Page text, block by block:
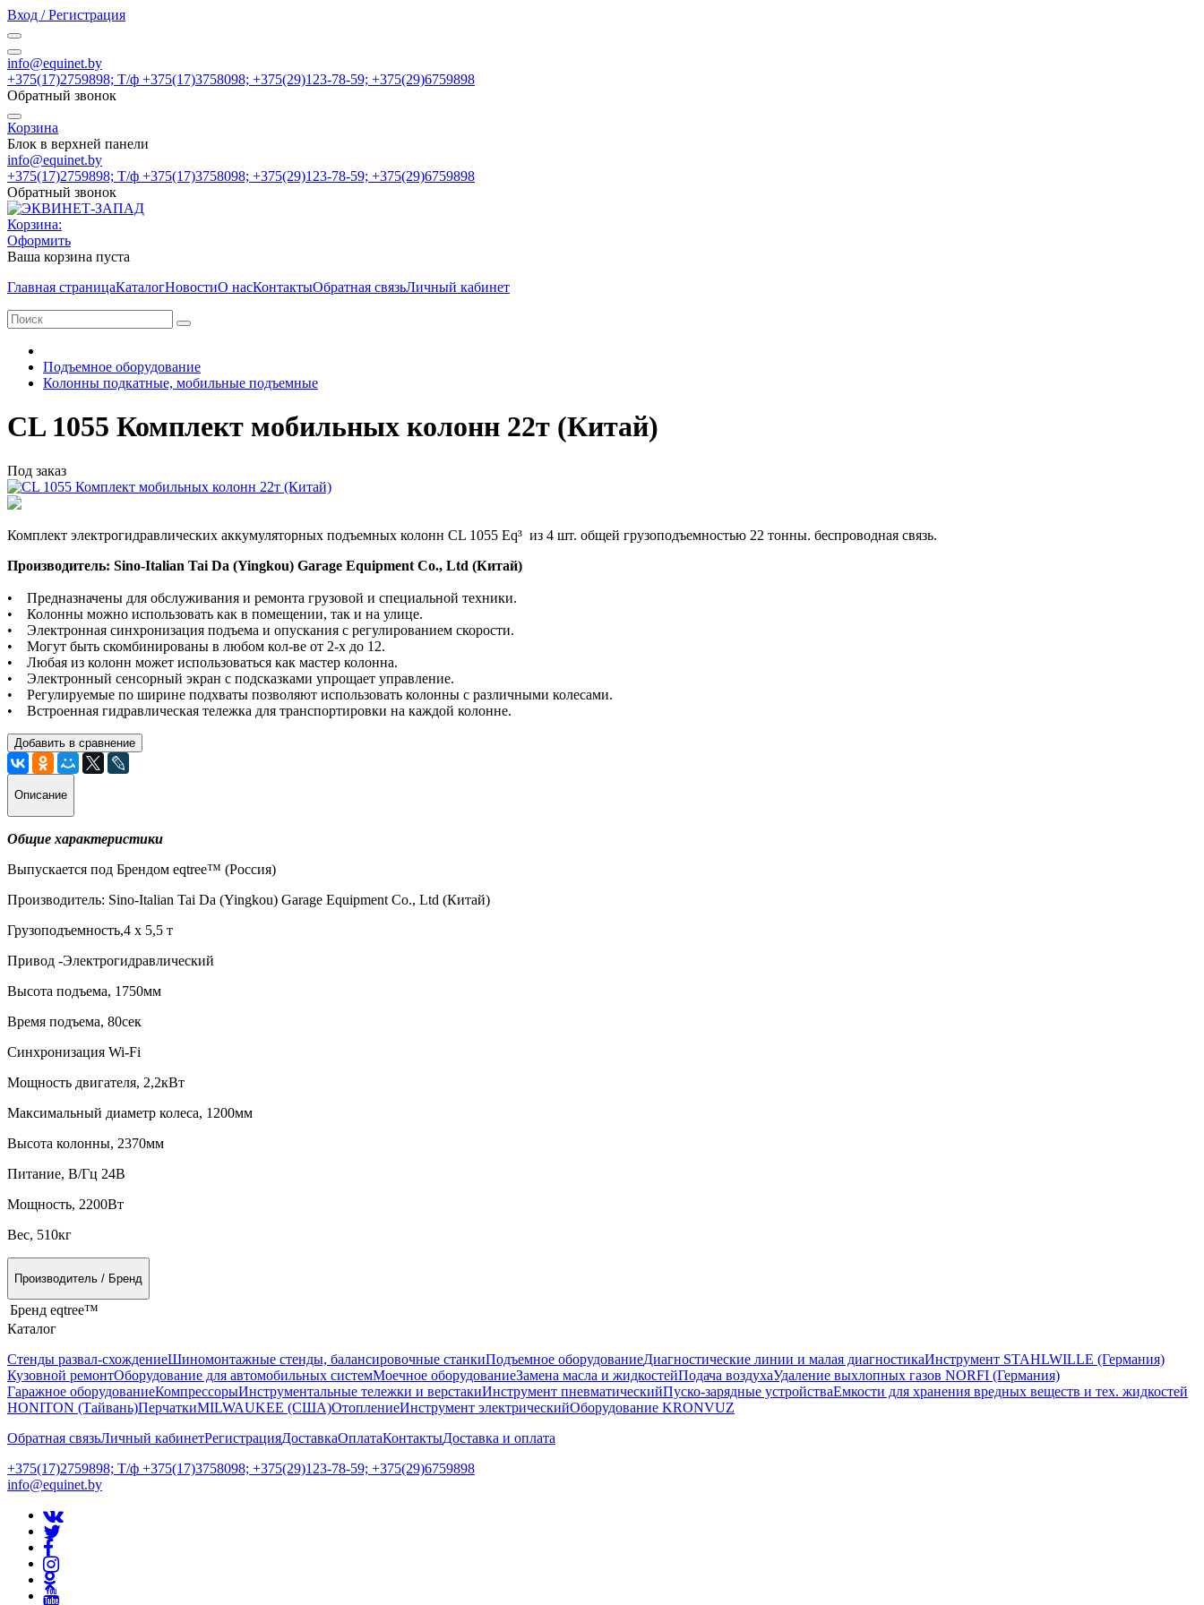
Вход / Регистрация
info@equinet.by
+375(17)2759898; Т/ф +375(17)3758098; +375(29)123-78-59; +375(29)6759898
Обратный звонок
Корзина
Блок в верхней панели
info@equinet.by
+375(17)2759898; Т/ф +375(17)3758098; +375(29)123-78-59; +375(29)6759898
Обратный звонок
Корзина:
Оформить
Ваша корзина пуста
Главная страницаКаталогНовостиО насКонтактыОбратная связьЛичный кабинет
Подъемное оборудование
Колонны подкатные, мобильные подъемные
CL 1055 Комплект мобильных колонн 22т (Китай)
Под заказ
Комплект электрогидравлических аккумуляторных подъемных колонн CL 1055 Eq³ из 4 шт. общей грузоподъемностью 22 тонны. беспроводная связь.
Производитель: Sino-Italian Tai Da (Yingkou) Garage Equipment Co., Ltd (Китай)
• Предназначены для обслуживания и ремонта грузовой и специальной техники.
• Колонны можно использовать как в помещении, так и на улице.
• Электронная синхронизация подъема и опускания с регулированием скорости.
• Могут быть скомбинированы в любом кол-ве от 2-х до 12.
• Любая из колонн может использоваться как мастер колонна.
• Электронный сенсорный экран с подсказками упрощает управление.
• Регулируемые по ширине подхваты позволяют использовать колонны с различными колесами.
• Встроенная гидравлическая тележка для транспортировки на каждой колонне.
Добавить в сравнение
Описание
Общие характеристики
Выпускается под Брендом eqtree™ (Россия)
Производитель: Sino-Italian Tai Da (Yingkou) Garage Equipment Co., Ltd (Китай)
Грузоподъемность,4 х 5,5 т
Привод -Электрогидравлический
Высота подъема, 1750мм
Время подъема, 80сек
Синхронизация Wi-Fi
Мощность двигателя, 2,2кВт
Максимальный диаметр колеса, 1200мм
Высота колонны, 2370мм
Питание, В/Гц 24B
Мощность, 2200Вт
Вес, 510кг
Производитель / Бренд
Бренд eqtree™
Каталог
Стенды развал-схождениеШиномонтажные стенды, балансировочные станкиПодъемное оборудованиеДиагностические линии и малая диагностикаИнструмент STAHLWILLE (Германия)
Кузовной ремонтОборудование для автомобильных системМоечное оборудованиеЗамена масла и жидкостейПодача воздухаУдаление выхлопных газов NORFI (Германия)
Гаражное оборудованиеКомпрессорыИнструментальные тележки и верстакиИнструмент пневматическийПуско-зарядные устройстваЕмкости для хранения вредных веществ и тех. жидкостей
HONITON (Тайвань)ПерчаткиMILWAUKEE (США)ОтоплениеИнструмент электрическийОборудование KRONVUZ
Обратная связьЛичный кабинетРегистрацияДоставкаОплатаКонтактыДоставка и оплата
+375(17)2759898; Т/ф +375(17)3758098; +375(29)123-78-59; +375(29)6759898
info@equinet.by